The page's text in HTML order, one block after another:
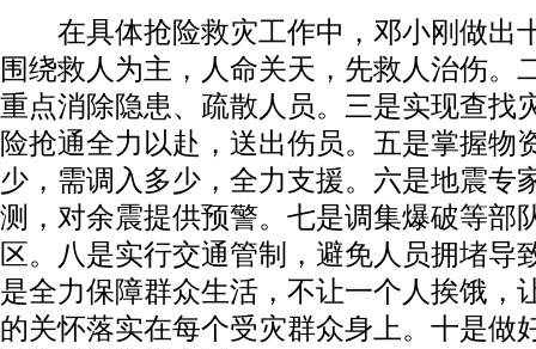
在具体抢险救灾工作中，邓小刚做出
围绕救人为主，人命关天，先救人治伤。
重点消除隐患、疏散人员。三是实现查找
险抢通全力以赴，送出伤员。五是掌握物
少，需调入多少，全力支援。六是地震专
测，对余震提供预警。七是调集爆破等部
区。八是实行交通管制，避免人员拥堵导
是全力保障群众生活，不让一个人挨饿，
的关怀落实在每个受灾群众身上。十是做